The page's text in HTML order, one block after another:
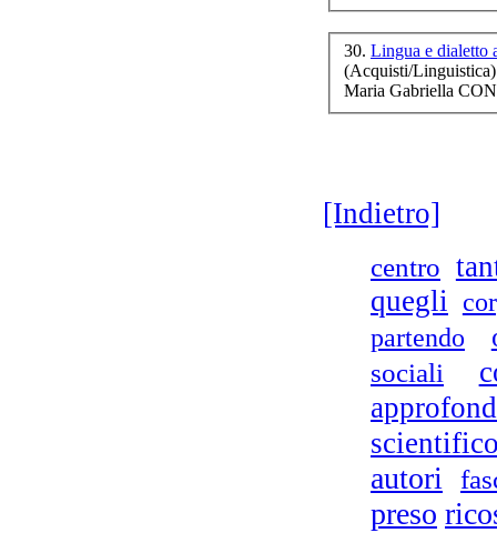
30. Lingua e dialetto
(Acquisti/Linguistica)
Maria Gabriella
[Indietro]
centro
quegli
partendo
sociali
autori
preso